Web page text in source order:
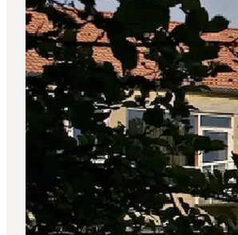
Städte und Orte
Das passiert
Reiseplanung
Praktische Informationen